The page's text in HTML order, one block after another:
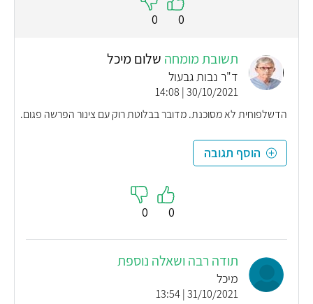
0
0
תשובת מומחה שלום מיכל
ד"ר נבות גבעול
30/10/2021 | 14:08
הדשלפוחית לא מסוכנת. מדובר בבלוטת רוק עם צינור הפרשה פגום.
הוסף תגובה
0
0
תודה רבה ושאלה נוספת
מיכל
31/10/2021 | 13:54